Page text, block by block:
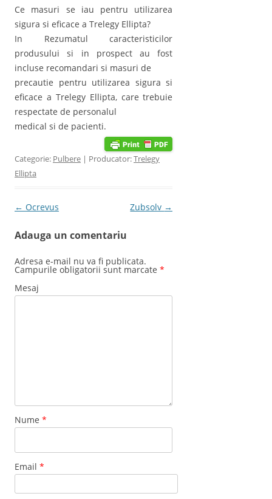
Ce masuri se iau pentru utilizarea
sigura si eficace a Trelegy Ellipta?
In Rezumatul caracteristicilor
produsului si in prospect au fost
incluse recomandari si masuri de
precautie pentru utilizarea sigura si
eficace a Trelegy Ellipta, care trebuie
respectate de personalul
medical si de pacienti.
Categorie: Pulbere | Producator:Trelegy
Ellipta
Post navigation
← Ocrevus Zubsolv →
Adauga un comentariu
Adresa e-mail nu va fi publicata.
Campurile obligatorii sunt marcate *
Mesaj
Nume *
Email *